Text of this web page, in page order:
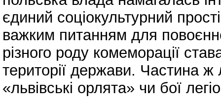
єдиний соціокультурний
важким питанням для
різного роду комеморації
території держави. Частина
«львівські орлята» чи бої